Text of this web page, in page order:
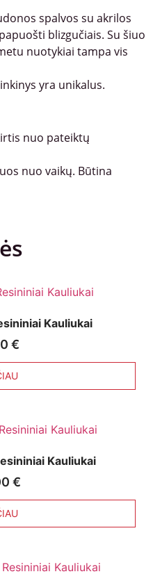
spalvos su akrilos
blizgučiais. Su šiuo
nuotykiai tampa vis
yra unikalus.
nuo pateiktų
nuo vaikų. Būtina
Kauliukai
€
Kauliukai
€